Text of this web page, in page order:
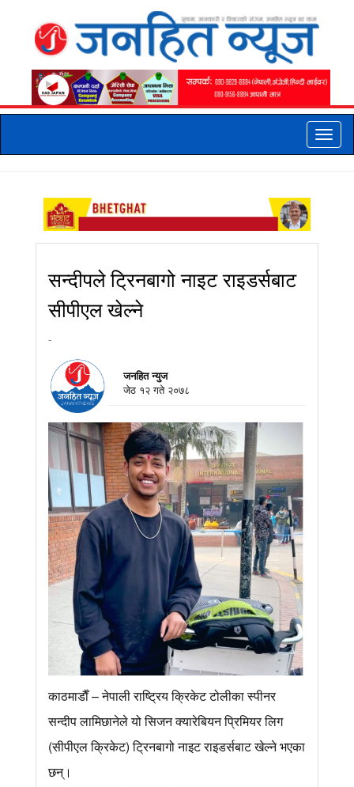
Toggle
सन्दीपले ट्रिनबागो नाइट राइडर्सबाट
सीपीएल खेल्ने
-
जनहित न्युज
जेठ १२ गते २०७८
काठमाडाैँ – नेपाली राष्ट्रिय क्रिकेट टोलीका स्पीनर
सन्दीप लामिछानेले यो सिजन क्यारेबियन प्रिमियर लिग
(सीपीएल क्रिकेट) ट्रिनबागो नाइट राइडर्सबाट खेल्ने भएका
छन्।